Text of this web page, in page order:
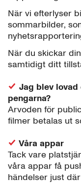
När vi efterlyser
sommarbilder,
När du skickar
samtidigt ditt
Jag blev
pengarna?
Arvoden för
filmer betalas ut
Våra appar
Tack vare
våra appar få
händelser just